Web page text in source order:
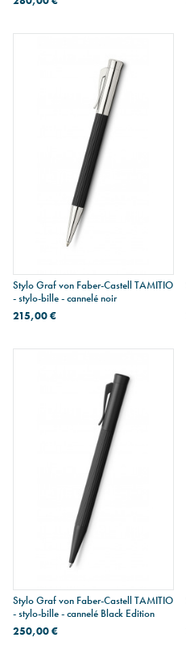
Stylo Graf von Faber-Castell TAMITIO
- stylo-bille - cannelé noir
215,00 €
Stylo Graf von Faber-Castell TAMITIO
- stylo-bille - cannelé Black Edition
250,00 €